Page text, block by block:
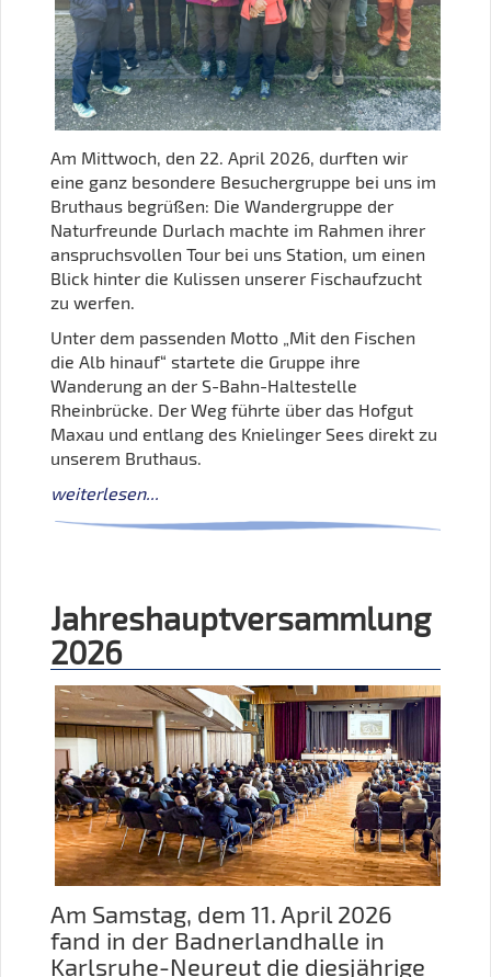
Am Mittwoch, den 22. April 2026, durften wir
eine ganz besondere Besuchergruppe bei uns im
Bruthaus begrüßen: Die Wandergruppe der
Naturfreunde Durlach machte im Rahmen ihrer
anspruchsvollen Tour bei uns Station, um einen
Blick hinter die Kulissen unserer Fischaufzucht
zu werfen.
Unter dem passenden Motto „Mit den Fischen
die Alb hinauf“ startete die Gruppe ihre
Wanderung an der S-Bahn-Haltestelle
Rheinbrücke. Der Weg führte über das Hofgut
Maxau und entlang des Knielinger Sees direkt zu
unserem Bruthaus.
weiterlesen...
Jahreshauptversammlung
2026
Am Samstag, dem 11. April 2026
fand in der Badnerlandhalle in
Karlsruhe-Neureut die diesjährige